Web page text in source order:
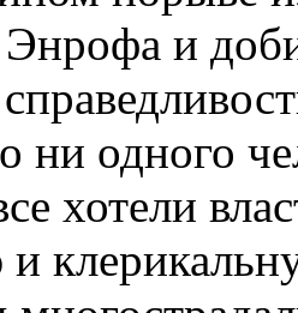
и
ни одного
хотели